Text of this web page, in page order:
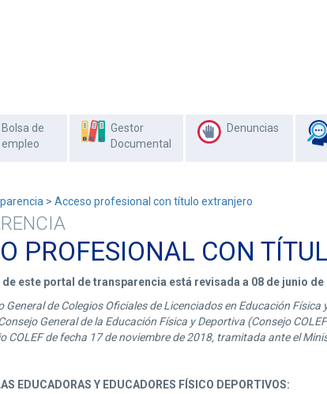
Bolsa de
empleo
Gestor
Documental
Denuncias
> Acceso profesional con título extranjero
PROFESIONAL CON
este portal de transparencia está revisada a 08 de junio de
General de Colegios Oficiales de Licenciados en Educación
General de la Educación Física y Deportiva (Consejo
COLEF de fecha 17 de noviembre de 2018, tramitada ante el
EDUCADORAS Y EDUCADORES FÍSICO DEPORTIVOS: